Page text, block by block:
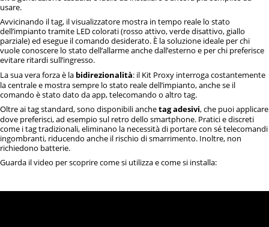
usare.
Avvicinando il tag, il visualizzatore mostra in tempo reale lo stato
dell’impianto tramite LED colorati (rosso attivo, verde disattivo, giallo
parziale) ed esegue il comando desiderato. È la soluzione ideale per chi
vuole conoscere lo stato dell’allarme anche dall’esterno e per chi preferisce
evitare ritardi sull’ingresso.
La sua vera forza è la bidirezionalità: il Kit Proxy interroga costantemente
la centrale e mostra sempre lo stato reale dell’impianto, anche se il
comando è stato dato da app, telecomando o altro tag.
Oltre ai tag standard, sono disponibili anchetag adesivi, che puoi applicare
dove preferisci, ad esempio sul retro dello smartphone. Pratici e discreti
come i tag tradizionali, eliminano la necessità di portare con sé telecomandi
ingombranti, riducendo anche il rischio di smarrimento. Inoltre, non
richiedono batterie.
Guarda il video per scoprire come si utilizza e come si installa: